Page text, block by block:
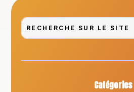
Catégories